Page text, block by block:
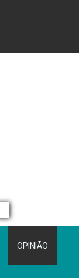
OPINIÃO